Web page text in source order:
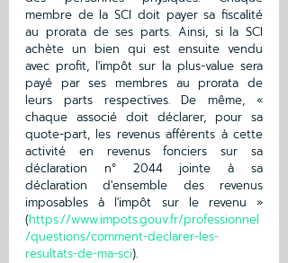
membre de la SCI doit payer sa fiscalité
au prorata de ses parts. Ainsi, si la SCI
achète un bien qui est ensuite vendu
avec profit, l'impôt sur la plus-value sera
payé par ses membres au prorata de
leurs parts respectives. De même, «
chaque associé doit déclarer, pour sa
quote-part, les revenus afférents à cette
activité en revenus fonciers sur sa
déclaration n° 2044 jointe à sa
déclaration d'ensemble des revenus
imposables à l'impôt sur le revenu »
(https://www.impots.gouv.fr/professionnel
/questions/comment-declarer-les-
resultats-de-ma-sci).